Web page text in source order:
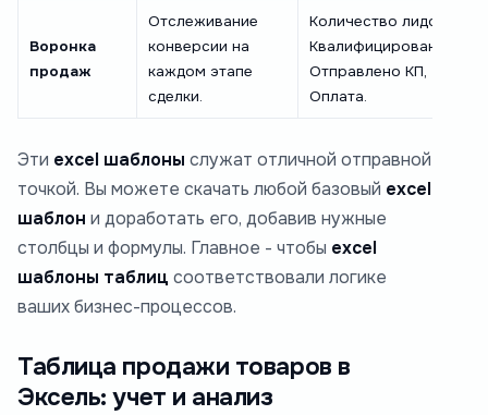
Воронка
продаж
Отслеживание
конверсии на
каждом этапе
сделки.
Количество лидов,
Квалифицировано,
Отправлено КП,
Оплата.
Эти excel шаблоны служат отличной отправной
точкой. Вы можете скачать любой базовый excel
шаблон и доработать его, добавив нужные
столбцы и формулы. Главное - чтобы excel
шаблоны таблиц соответствовали логике
ваших бизнес-процессов.
Таблица продажи товаров в
Эксель: учет и анализ